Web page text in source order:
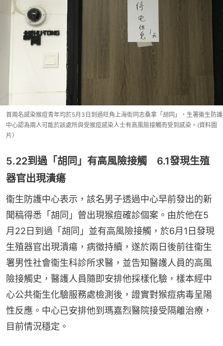
首兩名感染猴痘青年均於5月3日到過旺角上海街同志桑拿「胡同」，生署衞生防護
中心認為兩人可能於該處所與受猴痘感染人士有高風險接觸而受到感染。(資料圖
片）
5.22到過「胡同」有高風險接觸 6.1發現生殖
器官出現潰瘍
衞生防護中心表示，該名男子透過中心早前發出的新
聞稿得悉「胡同」曾出現猴痘確診個案。由於他在5
月22日到過「胡同」並有高風險接觸，於6月1日發現
生殖器官出現潰瘍，病徵持續，遂於兩日後前往衞生
署男性社會衞生科診所求醫，並告知醫護人員的高風
險接觸史，醫護人員隨即安排他採樣化驗，樣本經中
心公共衞生化驗服務處檢測後，證實對猴痘病毒呈陽
性反應。中心已安排他到瑪嘉烈醫院接受隔離治療，
目前情況穩定。